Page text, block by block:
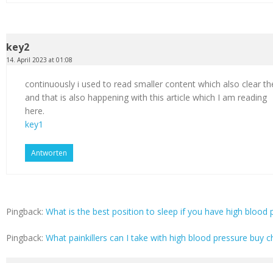
key2
14. April 2023 at 01:08
continuously i used to read smaller content which also clear
and that is also happening with this article which I am reading
here.
key1
Antworten
Pingback: What is the best position to sleep if you have high blood
Pingback: What painkillers can I take with high blood pressure buy